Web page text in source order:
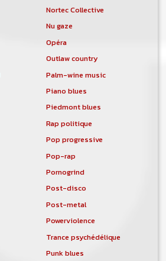
Nortec Collective
Nu gaze
Opéra
Outlaw country
Palm-wine music
Piano blues
Piedmont blues
Rap politique
Pop progressive
Pop-rap
Pornogrind
Post-disco
Post-metal
Powerviolence
Trance psychédélique
Punk blues